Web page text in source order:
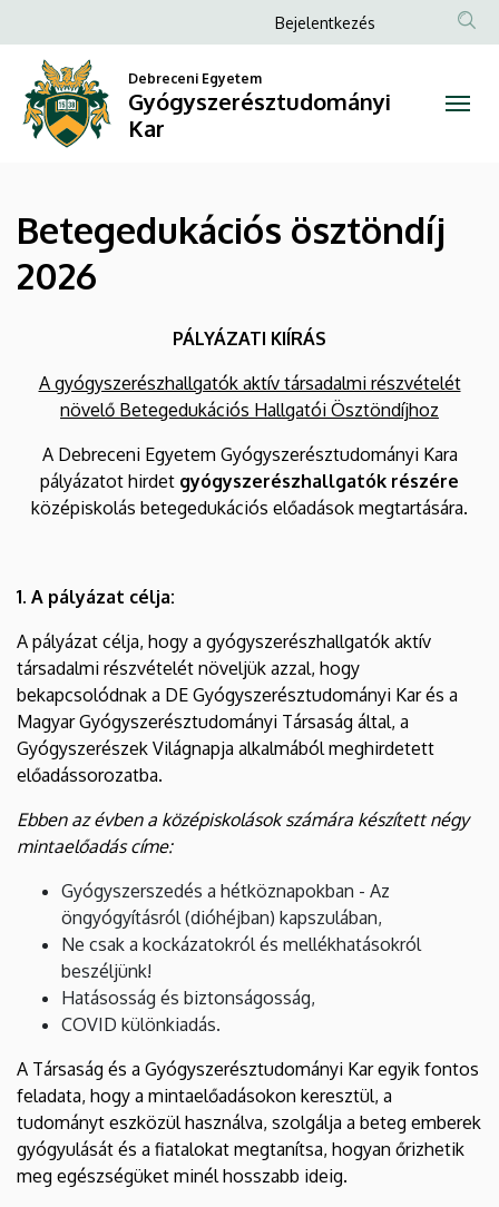
ösztöndíj
2026
Gyógyszerésztudományi
Kar
a
tartalomra
Anonim
menüje
Bejelentkezés
Debreceni Egyetem
Gyógyszerésztudományi
Kar
Betegedukációs ösztöndíj
2026
PÁLYÁZATI KIÍRÁS
A gyógyszerészhallgatók aktív társadalmi részvételét
növelő Betegedukációs Hallgatói Ösztöndíjhoz
A Debreceni Egyetem Gyógyszerésztudományi Kara
pályázatot hirdet gyógyszerészhallgatók részére
középiskolás betegedukációs előadások megtartására.
1. A pályázat célja:
A pályázat célja, hogy a gyógyszerészhallgatók aktív
társadalmi részvételét növeljük azzal, hogy
bekapcsolódnak a DE Gyógyszerésztudományi Kar és a
Magyar Gyógyszerésztudományi Társaság által, a
Gyógyszerészek Világnapja alkalmából meghirdetett
előadássorozatba.
Ebben az évben a középiskolások számára készített négy
mintaelőadás címe:
Gyógyszerszedés a hétköznapokban - Az
öngyógyításról (dióhéjban) kapszulában,
Ne csak a kockázatokról és mellékhatásokról
beszéljünk!
Hatásosság és biztonságosság,
COVID különkiadás.
A Társaság és a Gyógyszerésztudományi Kar egyik fontos
feladata, hogy a mintaelőadásokon keresztül, a
tudományt eszközül használva, szolgálja a beteg emberek
gyógyulását és a fiatalokat megtanítsa, hogyan őrizhetik
meg egészségüket minél hosszabb ideig.